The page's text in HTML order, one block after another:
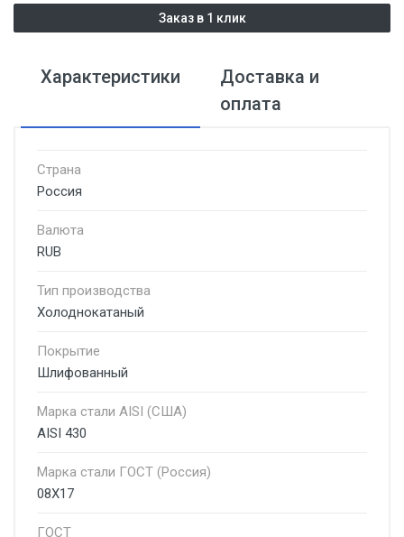
Заказ в 1 клик
Характеристики
Доставка и
оплата
Страна
Россия
Валюта
RUB
Тип производства
Холоднокатаный
Покрытие
Шлифованный
Марка стали AISI (США)
AISI 430
Марка стали ГОСТ (Россия)
08Х17
ГОСТ